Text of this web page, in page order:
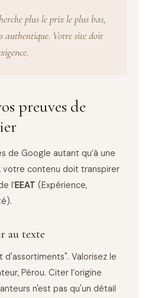
plus le prix le plus bas,
authentique. Votre site doit
preuves de
de Google autant qu’à une
votre contenu doit transpirer
l’EEAT (Expérience,
au texte
Valorisez le
Pérou. Citer l’origine
n'est pas qu'un détail